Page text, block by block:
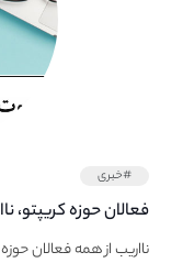
#خبری
فعالان حوزه کریپتو،
فعالیت در مجله
نااریب از همه فعالان